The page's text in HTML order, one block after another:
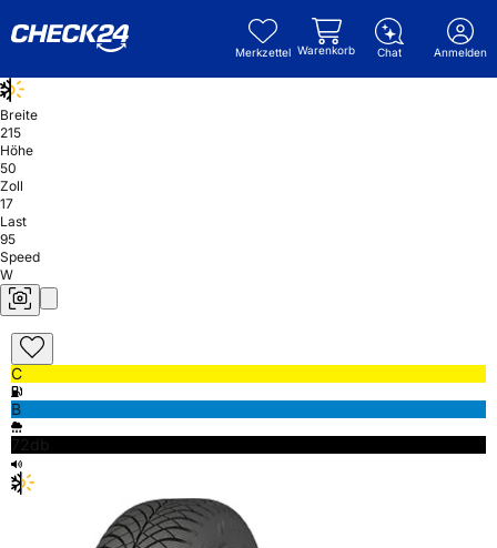
Merkzettel Warenkorb Chat Anmelden
Breite
215
Höhe
50
Zoll
17
Last
95
Speed
W
C
B
72db